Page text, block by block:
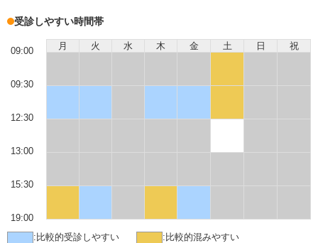
受診しやすい時間帯
月 火 水 木 金 土 日 祝
09:00
09:30
12:30
13:00
15:30
19:00
: 比較的受診しやすい : 比較的混みやすい